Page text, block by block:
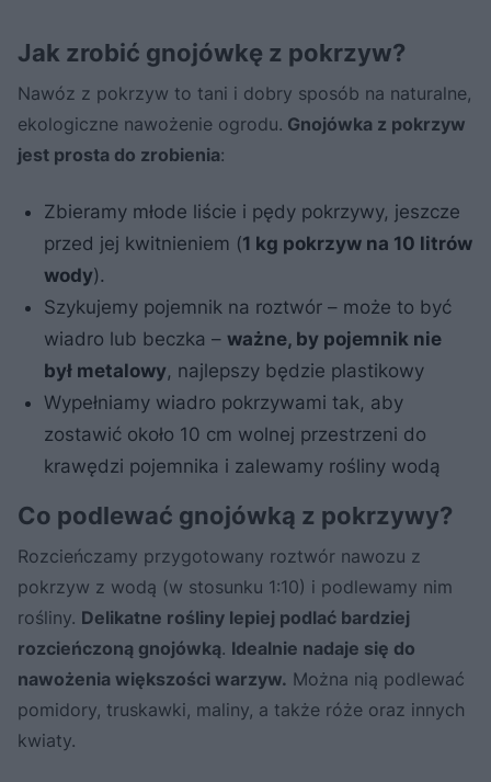
Jak zrobić gnojówkę z pokrzyw?
Nawóz z pokrzyw to tani i dobry sposób na naturalne,
ekologiczne nawożenie ogrodu. Gnojówka z pokrzyw
jest prosta do zrobienia:
Zbieramy młode liście i pędy pokrzywy, jeszcze
przed jej kwitnieniem (1 kg pokrzyw na 10 litrów
wody).
Szykujemy pojemnik na roztwór – może to być
wiadro lub beczka – ważne, by pojemnik nie
był metalowy, najlepszy będzie plastikowy
Wypełniamy wiadro pokrzywami tak, aby
zostawić około 10 cm wolnej przestrzeni do
krawędzi pojemnika i zalewamy rośliny wodą
Co podlewać gnojówką z pokrzywy?
Rozcieńczamy przygotowany roztwór nawozu z
pokrzyw z wodą (w stosunku 1:10) i podlewamy nim
rośliny. Delikatne rośliny lepiej podlać bardziej
rozcieńczoną gnojówką. Idealnie nadaje się do
nawożenia większości warzyw. Można nią podlewać
pomidory, truskawki, maliny, a także róże oraz innych
kwiaty.